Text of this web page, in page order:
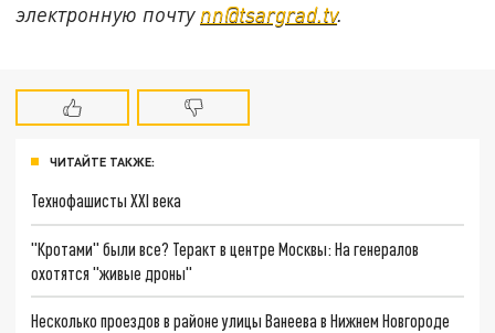
электронную почту nn@tsargrad.tv.
ЧИТАЙТЕ ТАКЖЕ:
Технофашисты XXI века
"Кротами" были все? Теракт в центре Москвы: На генералов
охотятся "живые дроны"
Несколько проездов в районе улицы Ванеева в Нижнем Новгороде